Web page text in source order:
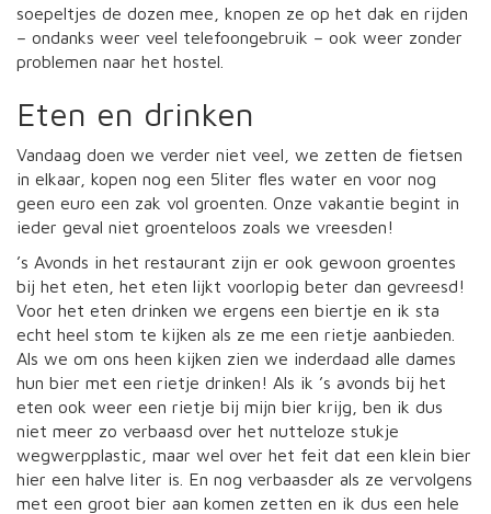
soepeltjes de dozen mee, knopen ze op het dak en rijden
– ondanks weer veel telefoongebruik – ook weer zonder
problemen naar het hostel.
Eten en drinken
Vandaag doen we verder niet veel, we zetten de fietsen
in elkaar, kopen nog een 5liter fles water en voor nog
geen euro een zak vol groenten. Onze vakantie begint in
ieder geval niet groenteloos zoals we vreesden!
’s Avonds in het restaurant zijn er ook gewoon groentes
bij het eten, het eten lijkt voorlopig beter dan gevreesd!
Voor het eten drinken we ergens een biertje en ik sta
echt heel stom te kijken als ze me een rietje aanbieden.
Als we om ons heen kijken zien we inderdaad alle dames
hun bier met een rietje drinken! Als ik ’s avonds bij het
eten ook weer een rietje bij mijn bier krijg, ben ik dus
niet meer zo verbaasd over het nutteloze stukje
wegwerpplastic, maar wel over het feit dat een klein bier
hier een halve liter is. En nog verbaasder als ze vervolgens
met een groot bier aan komen zetten en ik dus een hele